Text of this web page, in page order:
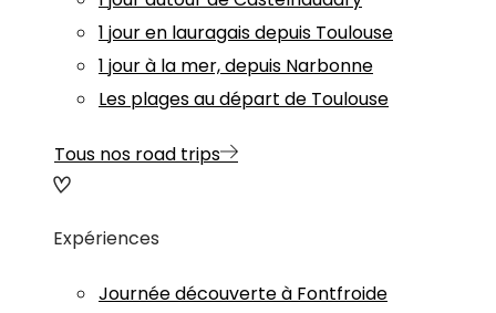
1 jour en lauragais depuis Toulouse
1 jour à la mer, depuis Narbonne
Les plages au départ de Toulouse
Tous nos road trips
Expériences
Journée découverte à Fontfroide